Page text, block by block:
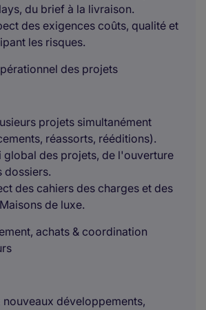
du brief à la livraison.
des exigences coûts, qualité et
les risques.
des projets
projets simultanément
réassorts, rééditions).
global des projets, de l'ouverture
dossiers.
des cahiers des charges et des
de luxe.
achats & coordination
développements,